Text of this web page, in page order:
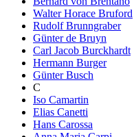
Walter Horace Bruford
Rudolf Brunngraber
Günter de Bruyn
Carl Jacob Burckhardt
Hermann Burger
Günter Busch
C
Iso Camartin
Elias Canetti
Hans Carossa